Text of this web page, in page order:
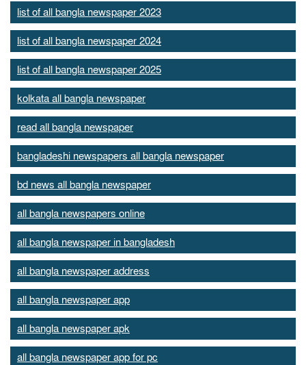
list of all bangla newspaper 2023
list of all bangla newspaper 2024
list of all bangla newspaper 2025
kolkata all bangla newspaper
read all bangla newspaper
bangladeshi newspapers all bangla newspaper
bd news all bangla newspaper
all bangla newspapers online
all bangla newspaper in bangladesh
all bangla newspaper address
all bangla newspaper app
all bangla newspaper apk
all bangla newspaper app for pc